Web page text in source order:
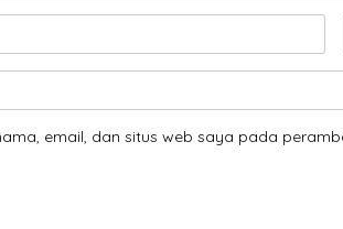
email, dan situs web saya pada